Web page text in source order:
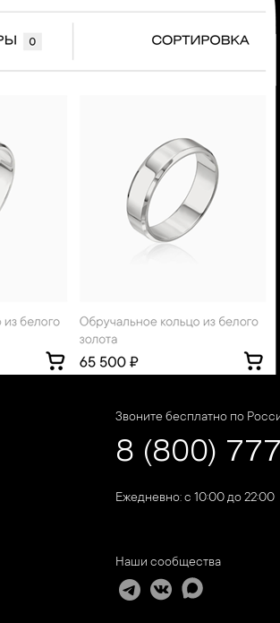
Звоните бесплатно по
8 (800)
Ежедневно: с 10:00 до 22:00
Наши сообщества